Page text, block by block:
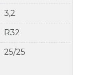
3,2
R32
25/25